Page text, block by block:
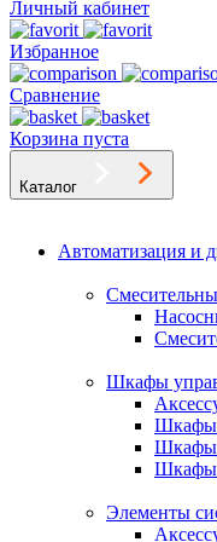
Личный кабинет
Избранное
Сравнение
Корзина пуста
Каталог
Автоматизация и
Шкафы
Шкафы
Шкафы
Шкафы
Элементы